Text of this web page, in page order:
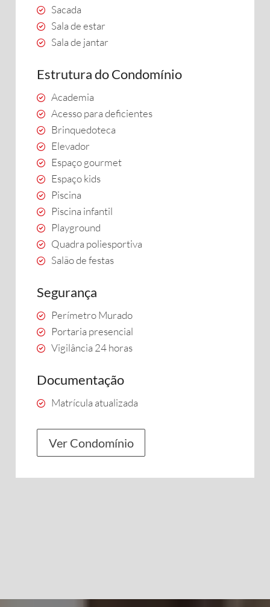
Sacada
Sala de estar
Sala de jantar
Estrutura do Condomínio
Academia
Acesso para deficientes
Brinquedoteca
Elevador
Espaço gourmet
Espaço kids
Piscina
Piscina infantil
Playground
Quadra poliesportiva
Salão de festas
Segurança
Perímetro Murado
Portaria presencial
Vigilância 24 horas
Documentação
Matrícula atualizada
Ver Condomínio